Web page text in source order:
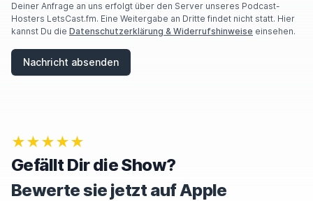
Deiner Anfrage an uns erfolgt über den Server unseres Podcast-
Hosters LetsCast.fm. Eine Weitergabe an Dritte findet nicht statt. Hier
kannst Du die Datenschutzerklärung & Widerrufshinweise einsehen.
Nachricht absenden
★★★★★
Gefällt Dir die Show?
Bewerte sie jetzt auf Apple